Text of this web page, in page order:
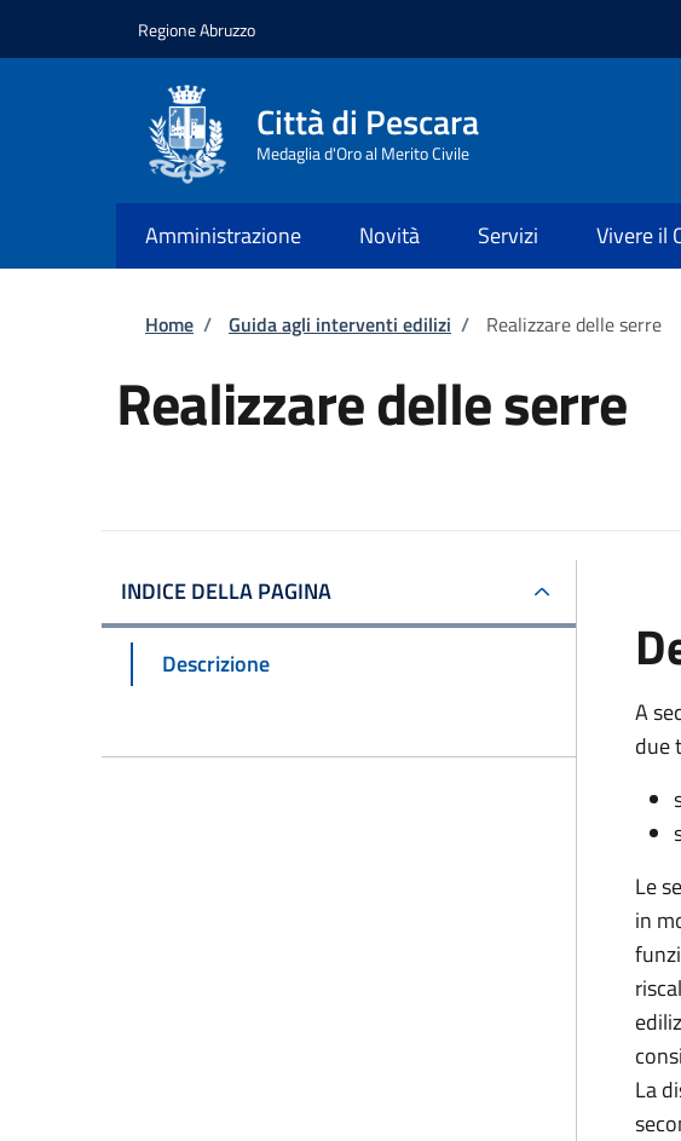
Regione Abruzzo
Città di Pescara
Medaglia d'Oro al Merito Civile
Amministrazione Novità Servizi Vivere il
Briciole di pane
Home / Guida agli interventi edilizi / Realizzare delle serre
Realizzare delle serre
INDICE DELLA PAGINA
Descrizione
A
due
Le
in
La